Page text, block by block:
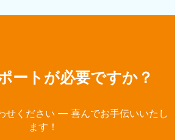
ートが必要ですか？
せください — 喜んでお手伝いいたし
ます！